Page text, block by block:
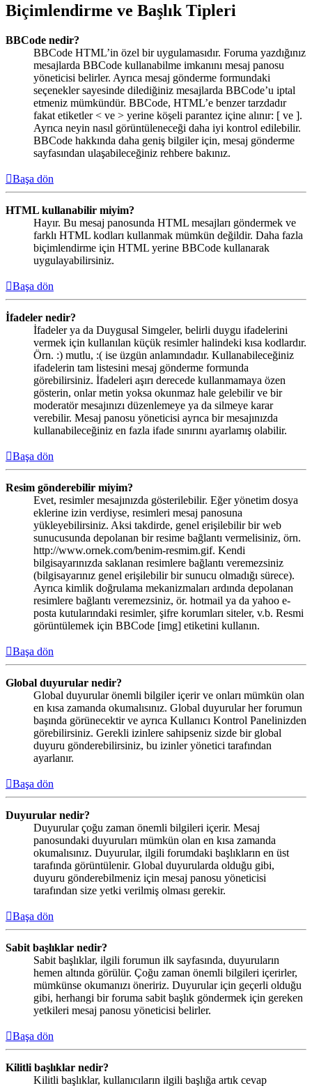
Biçimlendirme ve Başlık Tipleri
BBCode nedir?
BBCode HTML’in özel bir uygulamasıdır. Foruma yazdığınız
mesajlarda BBCode kullanabilme imkanını mesaj panosu
yöneticisi belirler. Ayrıca mesaj gönderme formundaki
seçenekler sayesinde dilediğiniz mesajlarda BBCode’u iptal
etmeniz mümkündür. BBCode, HTML’e benzer tarzdadır
fakat etiketler < ve > yerine köşeli parantez içine alınır: [ ve ].
Ayrıca neyin nasıl görüntüleneceği daha iyi kontrol edilebilir.
BBCode hakkında daha geniş bilgiler için, mesaj gönderme
sayfasından ulaşabileceğiniz rehbere bakınız.
Başa dön
HTML kullanabilir miyim?
Hayır. Bu mesaj panosunda HTML mesajları göndermek ve
farklı HTML kodları kullanmak mümkün değildir. Daha fazla
biçimlendirme için HTML yerine BBCode kullanarak
uygulayabilirsiniz.
Başa dön
İfadeler nedir?
İfadeler ya da Duygusal Simgeler, belirli duygu ifadelerini
vermek için kullanılan küçük resimler halindeki kısa kodlardır.
Örn. :) mutlu, :( ise üzgün anlamındadır. Kullanabileceğiniz
ifadelerin tam listesini mesaj gönderme formunda
görebilirsiniz. İfadeleri aşırı derecede kullanmamaya özen
gösterin, onlar metin yoksa okunmaz hale gelebilir ve bir
moderatör mesajınızı düzenlemeye ya da silmeye karar
verebilir. Mesaj panosu yöneticisi ayrıca bir mesajınızda
kullanabileceğiniz en fazla ifade sınırını ayarlamış olabilir.
Başa dön
Resim gönderebilir miyim?
Evet, resimler mesajınızda gösterilebilir. Eğer yönetim dosya
eklerine izin verdiyse, resimleri mesaj panosuna
yükleyebilirsiniz. Aksi takdirde, genel erişilebilir bir web
sunucusunda depolanan bir resime bağlantı vermelisiniz, örn.
http://www.ornek.com/benim-resmim.gif. Kendi
bilgisayarınızda saklanan resimlere bağlantı veremezsiniz
(bilgisayarınız genel erişilebilir bir sunucu olmadığı sürece).
Ayrıca kimlik doğrulama mekanizmaları ardında depolanan
resimlere bağlantı veremezsiniz, ör. hotmail ya da yahoo e-
posta kutularındaki resimler, şifre korumları siteler, v.b. Resmi
görüntülemek için BBCode [img] etiketini kullanın.
Başa dön
Global duyurular nedir?
Global duyurular önemli bilgiler içerir ve onları mümkün olan
en kısa zamanda okumalısınız. Global duyurular her forumun
başında görünecektir ve ayrıca Kullanıcı Kontrol Panelinizden
görebilirsiniz. Gerekli izinlere sahipseniz sizde bir global
duyuru gönderebilirsiniz, bu izinler yönetici tarafından
ayarlanır.
Başa dön
Duyurular nedir?
Duyurular çoğu zaman önemli bilgileri içerir. Mesaj
panosundaki duyuruları mümkün olan en kısa zamanda
okumalısınız. Duyurular, ilgili forumdaki başlıkların en üst
tarafında görüntülenir. Global duyurularda olduğu gibi,
duyuru gönderebilmeniz için mesaj panosu yöneticisi
tarafından size yetki verilmiş olması gerekir.
Başa dön
Sabit başlıklar nedir?
Sabit başlıklar, ilgili forumun ilk sayfasında, duyuruların
hemen altında görülür. Çoğu zaman önemli bilgileri içerirler,
mümkünse okumanızı öneririz. Duyurular için geçerli olduğu
gibi, herhangi bir foruma sabit başlık göndermek için gereken
yetkileri mesaj panosu yöneticisi belirler.
Başa dön
Kilitli başlıklar nedir?
Kilitli başlıklar, kullanıcıların ilgili başlığa artık cevap